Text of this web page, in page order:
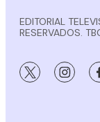
EDITORIAL
RESERVADOS.
twitter